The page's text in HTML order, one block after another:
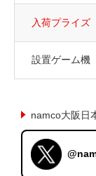
入荷プライズ
設置ゲーム機
namco大阪日